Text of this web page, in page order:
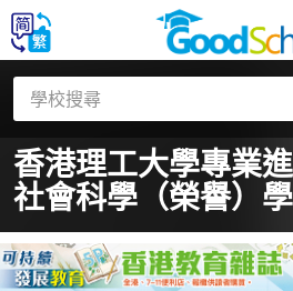
香港理工大學專業
社會科學（榮譽）